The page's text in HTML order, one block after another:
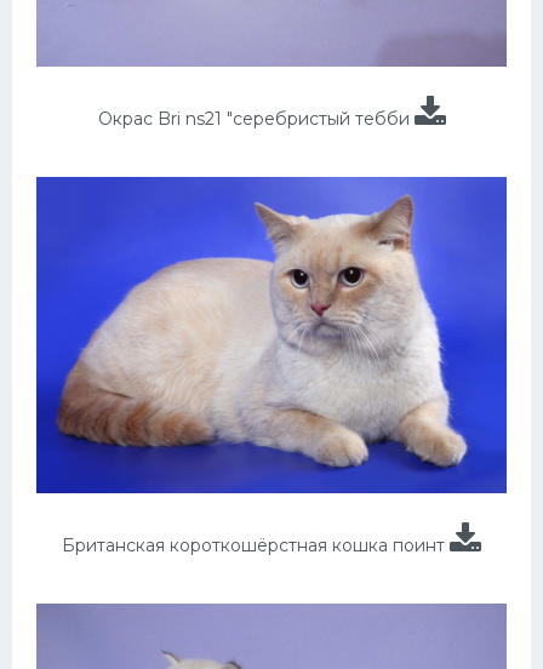
Окрас Bri ns21 "серебристый тебби
Британская короткошёрстная кошка поинт